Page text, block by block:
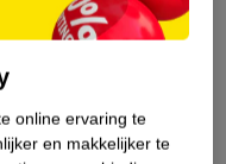
online ervaring te
en makkelijker te